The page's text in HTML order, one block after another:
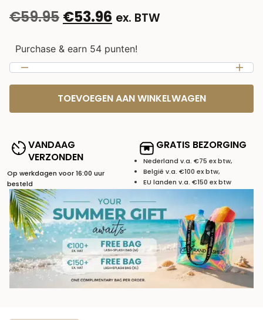
€59.95 €53.96 ex. BTW
Purchase & earn 54 punten!
TOEVOEGEN AAN WINKELWAGEN
VANDAAG
VERZONDEN
Op werkdagen voor 16:00 uur
besteld
GRATIS BEZORGING
Nederland v.a. €75 ex btw,
België v.a. €100 ex btw,
EU landen v.a. €150 ex btw